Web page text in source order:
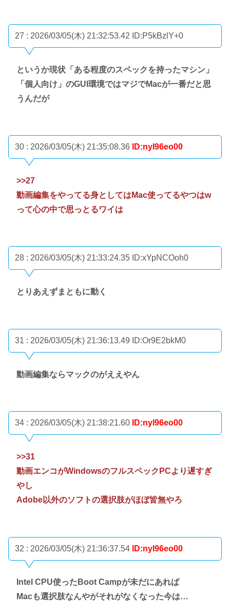
27 : 2026/03/05(木) 21:32:53.42 ID:P5kBzlY+0
というか現状「ある程度のスペックを持ったマシン」
「個人向け」のGUI環境ではマジでMacが一番だと思
うんだが
30 : 2026/03/05(木) 21:35:08.36 ID:nyI96eo00
>>27
動画編集をやってる身としてはMac使ってるやつはw
って心の中で思っとるワイは
28 : 2026/03/05(木) 21:33:24.35 ID:xYpNCOoh0
とりあえずまともに動く
31 : 2026/03/05(木) 21:36:13.49 ID:Or9E2bkM0
動画編集ならマックのがええやん
34 : 2026/03/05(木) 21:38:21.60 ID:nyI96eo00
>>31
動画エンコがWindowsのフルスペックPCより遅すぎ
やし
Adobe以外のソフトの選択肢がほぼ皆無やろ
32 : 2026/03/05(木) 21:36:37.54 ID:nyI96eo00
Intel CPU使ったBoot Campが未だにあれば
Macも選択肢なんやがそれがなくなった今は…